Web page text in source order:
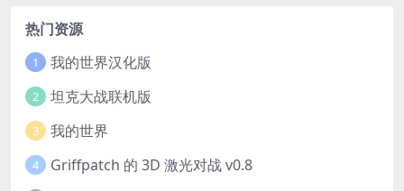
热门资源
1 我的世界汉化版
2 坦克大战联机版
3 我的世界
4 Griffpatch 的 3D 激光对战 v0.8